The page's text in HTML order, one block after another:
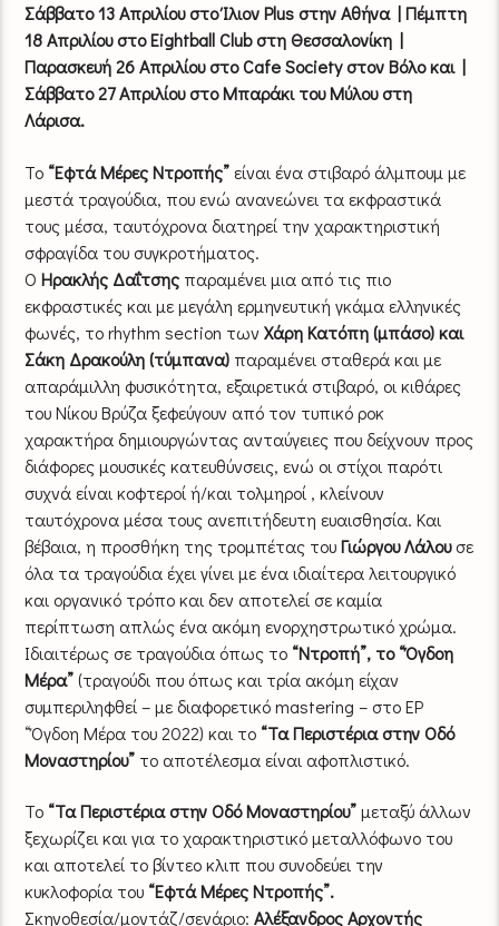
Σάββατο 13 Απριλίου στο Ίλιον Plus στην Αθήνα | Πέμπτη
18 Απριλίου στο Eightball Club στη Θεσσαλονίκη |
Παρασκευή 26 Απριλίου στο Cafe Society στον Βόλο και |
Σάββατο 27 Απριλίου στο Μπαράκι του Μύλου στη
Λάρισα.
Το “Εφτά Μέρες Ντροπής”είναι ένα στιβαρό άλμπουμ με
μεστά τραγούδια, που ενώ ανανεώνει τα εκφραστικά
τους μέσα, ταυτόχρονα διατηρεί την χαρακτηριστική
σφραγίδα του συγκροτήματος.
ΟΗρακλής Δαΐτσης παραμένει μια από τις πιο
εκφραστικές και με μεγάλη ερμηνευτική γκάμα ελληνικές
φωνές, το rhythm section τωνΧάρη Κατόπη (μπάσο) και
Σάκη Δρακούλη (τύμπανα) παραμένει σταθερά και με
απαράμιλλη φυσικότητα, εξαιρετικά στιβαρό, οι κιθάρες
του Νίκου Βρύζα ξεφεύγουν από τον τυπικό ροκ
χαρακτήρα δημιουργώντας ανταύγειες που δείχνουν προς
διάφορες μουσικές κατευθύνσεις, ενώ οι στίχοι παρότι
συχνά είναι κοφτεροί ή/και τολμηροί , κλείνουν
ταυτόχρονα μέσα τους ανεπιτήδευτη ευαισθησία. Και
βέβαια, η προσθήκη της τρομπέτας τουΓιώργου Λάλουσε
όλα τα τραγούδια έχει γίνει με ένα ιδιαίτερα λειτουργικό
και οργανικό τρόπο και δεν αποτελεί σε καμία
περίπτωση απλώς ένα ακόμη ενορχηστρωτικό χρώμα.
Ιδιαιτέρως σε τραγούδια όπως το “Ντροπή”, το “Όγδοη
Μέρα”(τραγούδι που όπως και τρία ακόμη είχαν
συμπεριληφθεί – με διαφορετικό mastering – στο EP
“Όγδοη Μέρα του 2022) και το “Τα Περιστέρια στην Οδό
Μοναστηρίου” το αποτέλεσμα είναι αφοπλιστικό.
Το “Τα Περιστέρια στην Οδό Μοναστηρίου”μεταξύ άλλων
ξεχωρίζει και για το χαρακτηριστικό μεταλλόφωνο του
και αποτελεί το βίντεο κλιπ που συνοδεύει την
κυκλοφορία του “Εφτά Μέρες Ντροπής”.
Σκηνοθεσία/μοντάζ/σενάριο:Αλέξανδρος Αρχοντής